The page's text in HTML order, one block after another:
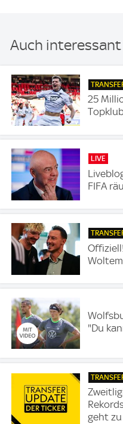
Auch interessant
25
LIVE
FIFA
"Du
geht zu